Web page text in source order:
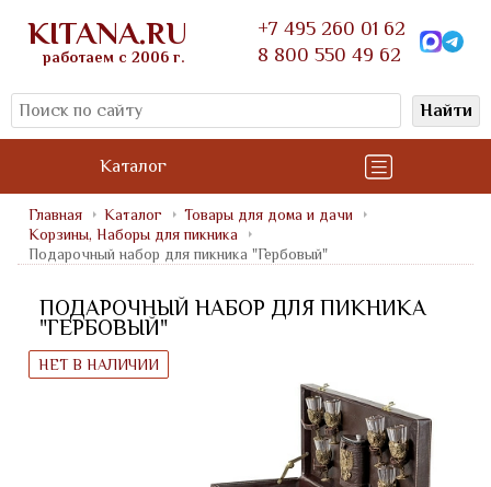
KITANA.RU
работаем с 2006 г.
+7 495 260 01 62
8 800 550 49 62
Найти
Каталог
Главная Каталог
Товары для дома и дачи
Корзины, Наборы для пикника
Подарочный набор для пикника "Гербовый"
ПОДАРОЧНЫЙ НАБОР ДЛЯ ПИКНИКА
"ГЕРБОВЫЙ"
НЕТ В НАЛИЧИИ